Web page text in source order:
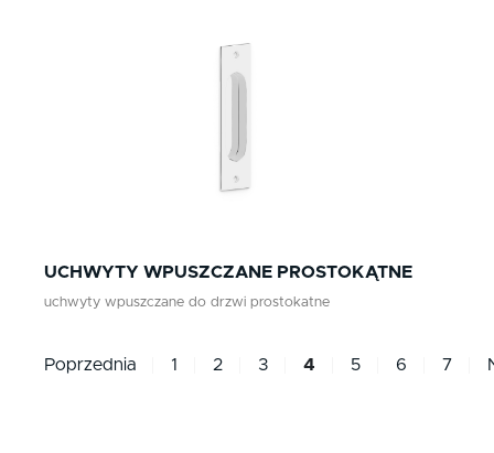
UCHWYTY WPUSZCZANE PROSTOKĄTNE
uchwyty wpuszczane do drzwi prostokatne
Poprzednia 1 2 3 4 5 6 7